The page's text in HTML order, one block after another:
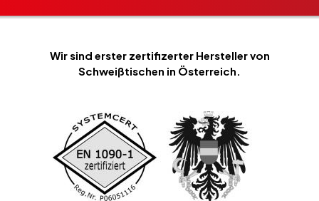
Wir sind erster zertifizerter Hersteller von
Schweißtischen in Österreich.